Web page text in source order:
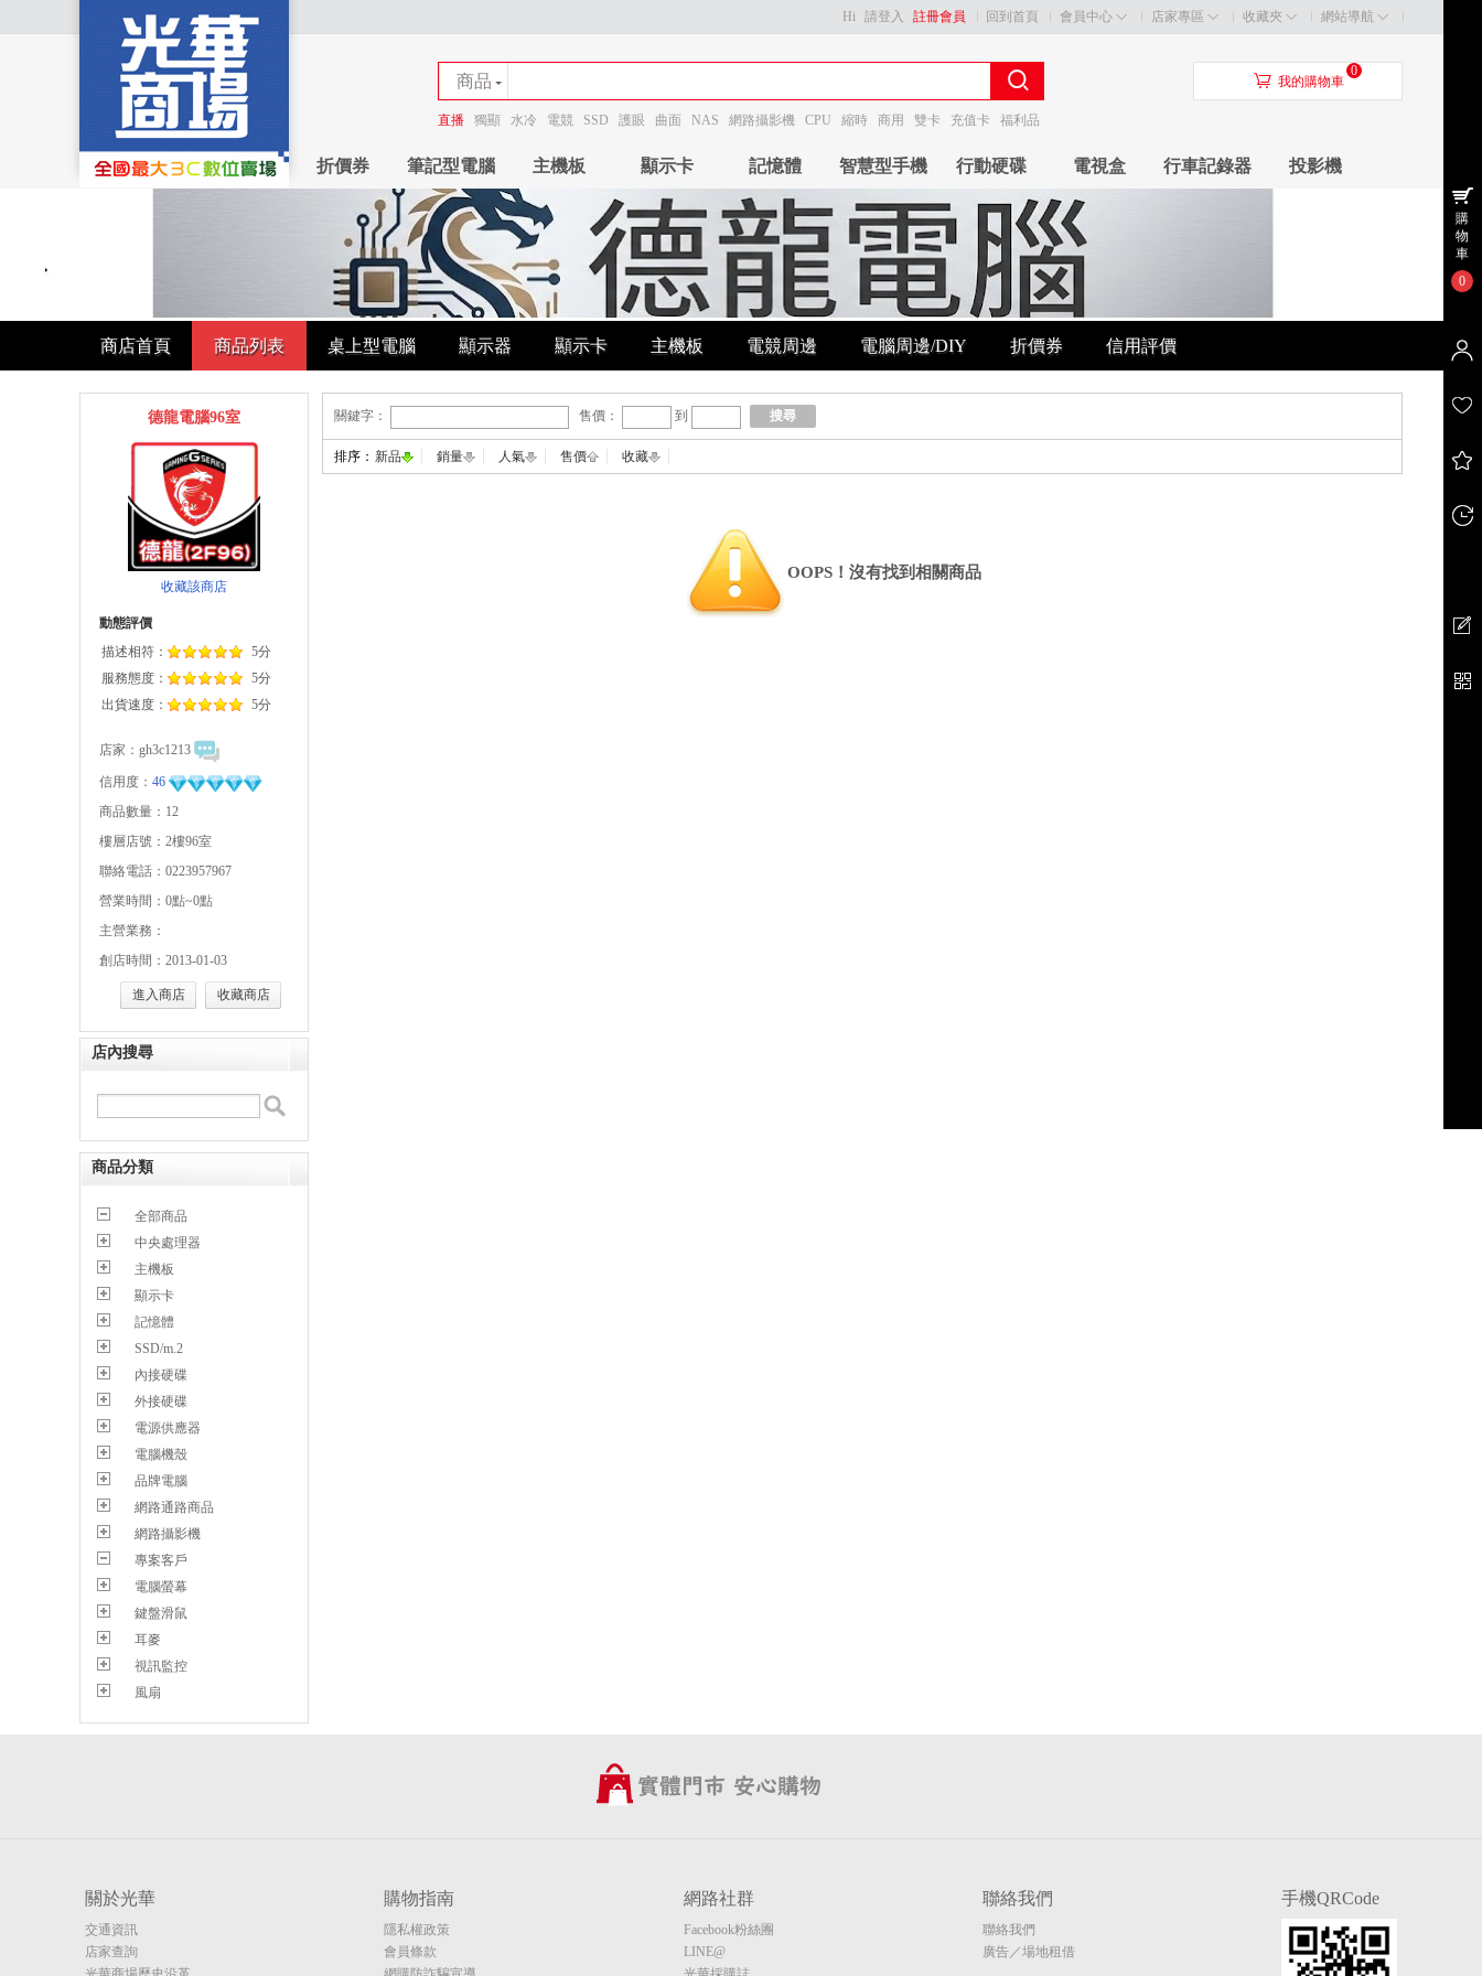
回到首頁 會員中心 店家專區 收藏夾 網站導航
Hi 請登入 註冊會員
商品
商店
直播 獨顯 水冷 電競 SSD 護眼 曲面 NAS 網路攝影機 CPU 縮時 商用 雙卡 充值卡 福利品
󰃦 我的購物車
0
折價券 筆記型電腦 主機板 顯示卡 記憶體 智慧型手機 行動硬碟 電視盒 行車記錄器 投影機
商店首頁 商品列表 桌上型電腦 顯示器 顯示卡 主機板 電競周邊 電腦周邊/DIY 折價券 信用評價
德龍電腦96室
收藏該商店
動態評價
描述相符：
5分
服務態度：
5分
出貨速度：
5分
店家： gh3c1213
信用度： 46
商品數量：12
樓層店號：2樓96室
聯絡電話：0223957967
營業時間：0點~0點
主營業務：
創店時間：2013-01-03
進入商店 收藏商店
店內搜尋
商品分類
全部商品
中央處理器
主機板
顯示卡
記憶體
SSD/m.2
內接硬碟
外接硬碟
電源供應器
電腦機殼
品牌電腦
網路通路商品
網路攝影機
專案客戶
電腦螢幕
鍵盤滑鼠
耳麥
視訊監控
風扇
關鍵字： 售價： 到 搜尋
排序： 新品 銷量 人氣 售價 收藏
OOPS！沒有找到相關商品
關於光華
交通資訊
店家查詢
購物指南
隱私權政策
會員條款
網路社群
Facebook粉絲團
LINE@
聯絡我們
聯絡我們
廣告／場地租借
手機QRCode
購
物
車
0